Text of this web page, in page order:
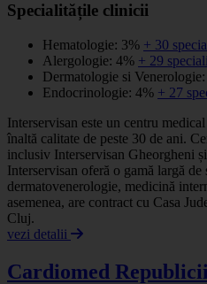
Specialitățile clinicii
Hematologie: 3% + 30
Alergologie: 4% + 29
Dermatologie si
Endocrinologie: 4% + 27
Interservisan este un centru
înaltă calitate de peste 30 de ani.
inclusiv Interservisan Gheorgheni
Interservisan oferă o gamă largă
dermatovenerologie, medicină
asemenea, are contract cu Casa
Cluj.
vezi detalii
Cardiomed Republicii